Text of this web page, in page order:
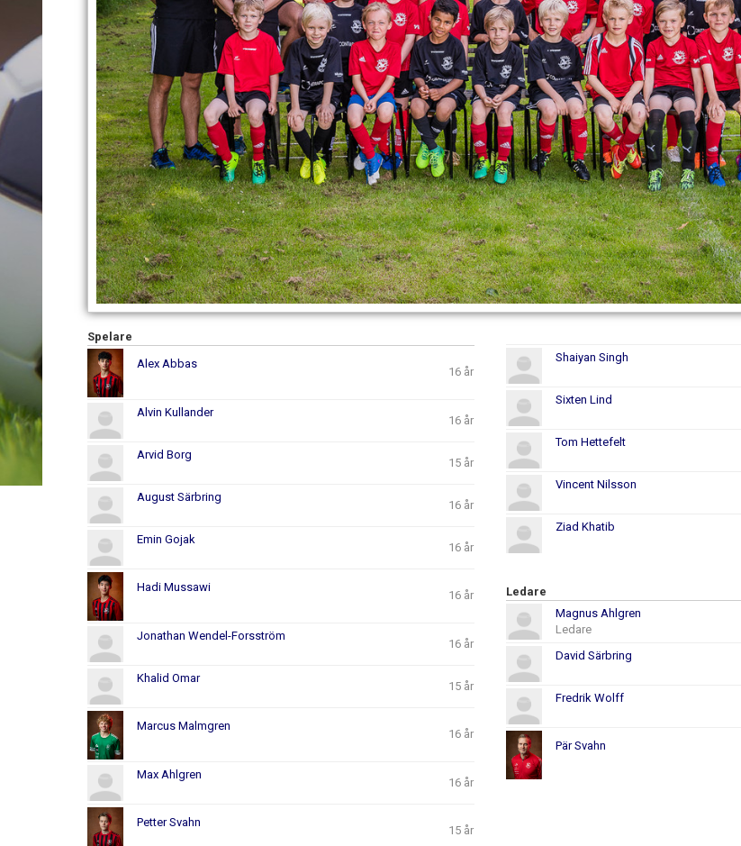
Spelare
Alex Abbas
16 år
Alvin Kullander
16 år
Arvid Borg
15 år
August Särbring
16 år
Emin Gojak
16 år
Hadi Mussawi
16 år
Jonathan Wendel-Forsström
16 år
Khalid Omar
15 år
Marcus Malmgren
16 år
Max Ahlgren
16 år
Petter Svahn
15 år
Shaiyan Singh
Sixten Lind
Tom Hettefelt
Vincent Nilsson
Ziad Khatib
Ledare
Magnus Ahlgren
Ledare
David Särbring
Fredrik Wolff
Pär Svahn